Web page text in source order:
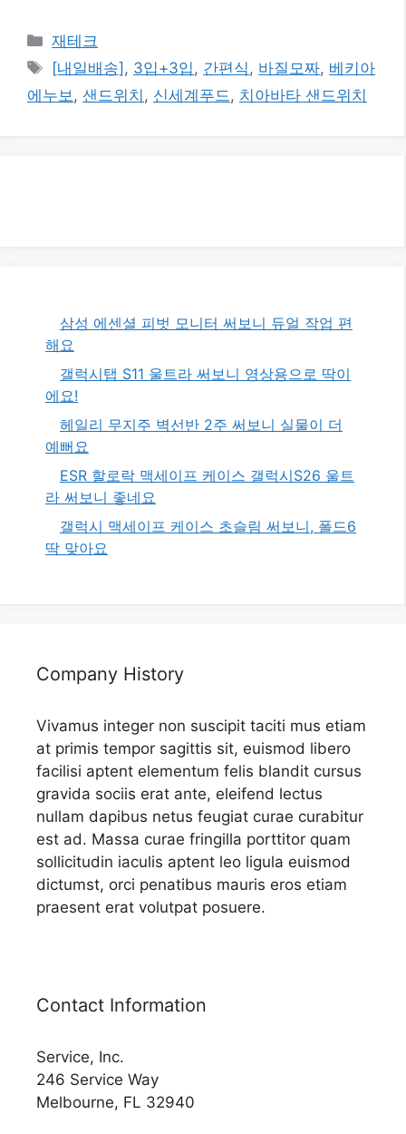
카
테
고
리
재테크
태
그
[내일배송], 3입+3입 , 간편식 , 바질모짜, 베키아
에누보 , 샌드위치 , 신세계푸드 , 치아바타 샌드위치
삼성 에센셜 피벗 모니터 써보니 듀얼 작업 편
해요
갤럭시탭 S11 울트라 써보니 영상용으로 딱이
에요!
헤일리 무지주 벽선반 2주 써보니 실물이 더
예뻐요
ESR 할로락 맥세이프 케이스 갤럭시S26 울트
라 써보니 좋네요
갤럭시 맥세이프 케이스 초슬림 써보니, 폴드6
딱 맞아요
Company History
Vivamus integer non suscipit taciti mus etiam
at primis tempor sagittis sit, euismod libero
facilisi aptent elementum felis blandit cursus
gravida sociis erat ante, eleifend lectus
nullam dapibus netus feugiat curae curabitur
est ad. Massa curae fringilla porttitor quam
sollicitudin iaculis aptent leo ligula euismod
dictumst, orci penatibus mauris eros etiam
praesent erat volutpat posuere.
Contact Information
Service, Inc.
246 Service Way
Melbourne, FL 32940